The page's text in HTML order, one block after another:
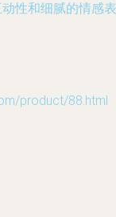
性和细腻的情感表
product/88.html